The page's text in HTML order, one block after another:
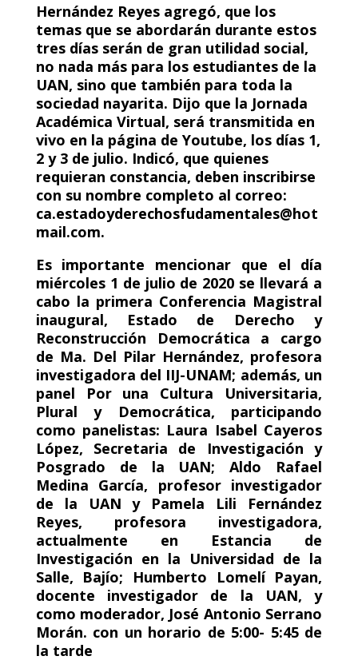
Hernández Reyes agregó, que los
temas que se abordarán durante estos
tres días serán de gran utilidad social,
no nada más para los estudiantes de la
UAN, sino que también para toda la
sociedad nayarita. Dijo que la Jornada
Académica Virtual, será transmitida en
vivo en la página de Youtube, los días 1,
2 y 3 de julio. Indicó, que quienes
requieran constancia, deben inscribirse
con su nombre completo al correo:
ca.estadoyderechosfudamentales@hot
mail.com.
Es importante mencionar que el día
miércoles 1 de julio de 2020 se llevará a
cabo la primera Conferencia Magistral
inaugural, Estado de Derecho y
Reconstrucción Democrática a cargo
de Ma. Del Pilar Hernández, profesora
investigadora del IIJ-UNAM; además, un
panel Por una Cultura Universitaria,
Plural y Democrática, participando
como panelistas: Laura Isabel Cayeros
López, Secretaria de Investigación y
Posgrado de la UAN; Aldo Rafael
Medina García, profesor investigador
de la UAN y Pamela Lili Fernández
Reyes, profesora investigadora,
actualmente en Estancia de
Investigación en la Universidad de la
Salle, Bajío; Humberto Lomelí Payan,
docente investigador de la UAN, y
como moderador, José Antonio Serrano
Morán. con un horario de 5:00- 5:45 de
la tarde